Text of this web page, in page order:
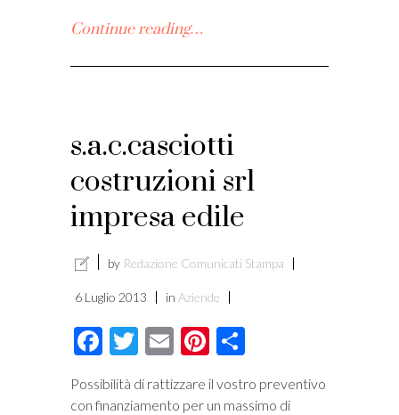
Continue reading…
s.a.c.casciotti
costruzioni srl
impresa edile
by Redazione Comunicati Stampa
6 Luglio 2013 in Aziende
Facebook
Twitter
EmailPinterest
Possibilità di rattizzare il vostro preventivo
con finanziamento per un massimo di